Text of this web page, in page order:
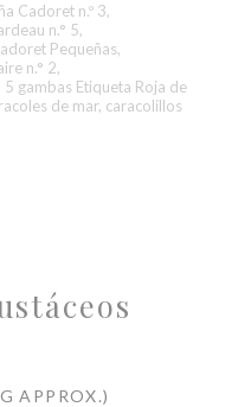
Cadoret n.º 3,
n.° 5,
Pequeñas,
n.° 2,
gambas Etiqueta Roja de
de mar, caracolillos
APPROX.)